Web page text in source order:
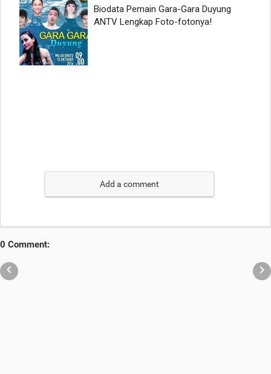
Add a comment
0 Comment:
 